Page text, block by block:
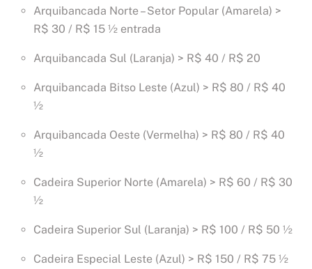
Arquibancada Norte – Setor Popular (Amarela) >
R$ 30 / R$ 15 ½ entrada
Arquibancada Sul (Laranja) > R$ 40 / R$ 20
Arquibancada Bitso Leste (Azul) > R$ 80 / R$ 40
½
Arquibancada Oeste (Vermelha) > R$ 80 / R$ 40
½
Cadeira Superior Norte (Amarela) > R$ 60 / R$ 30
½
Cadeira Superior Sul (Laranja) > R$ 100 / R$ 50 ½
Cadeira Especial Leste (Azul) > R$ 150 / R$ 75 ½